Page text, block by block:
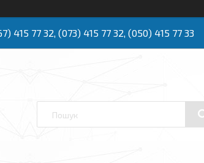
415 77 32, (073) 415 77 32, (050) 415 77 33